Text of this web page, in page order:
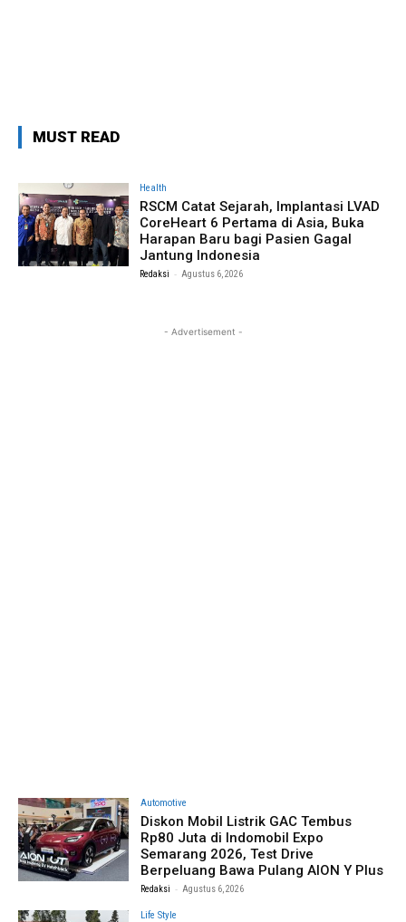
MUST READ
Health
RSCM Catat Sejarah, Implantasi LVAD
CoreHeart 6 Pertama di Asia, Buka
Harapan Baru bagi Pasien Gagal
Jantung Indonesia
Redaksi - Agustus 6, 2026
- Advertisement -
Automotive
Diskon Mobil Listrik GAC Tembus
Rp80 Juta di Indomobil Expo
Semarang 2026, Test Drive
Berpeluang Bawa Pulang AION Y Plus
Redaksi - Agustus 6, 2026
Life Style